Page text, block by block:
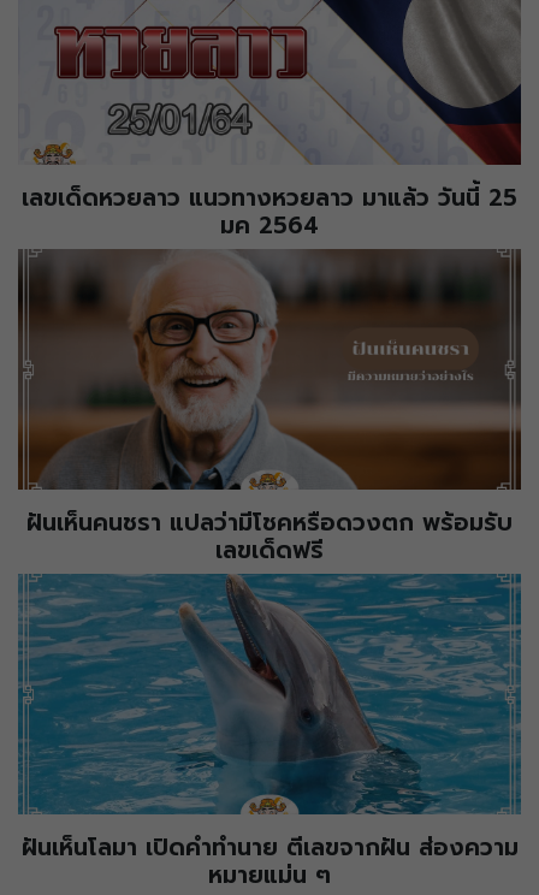
เลขเด็ดหวยลาว แนวทางหวยลาว มาแล้ว วันนี้ 25
มค 2564
ฝันเห็นคนชรา แปลว่ามีโชคหรือดวงตก พร้อมรับ
เลขเด็ดฟรี
ฝันเห็นโลมา เปิดคำทำนาย ตีเลขจากฝัน ส่องความ
หมายแม่น ๆ